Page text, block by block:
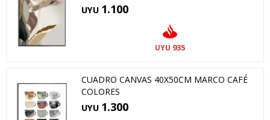
UYU 1.100
UYU 935
CUADRO CANVAS 40X50CM MARCO CAFÉ
COLORES
UYU 1.300